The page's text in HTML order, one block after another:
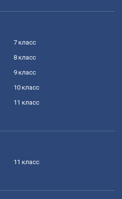
7 класс
8 класс
9 класс
10 класс
11 класс
11 класс